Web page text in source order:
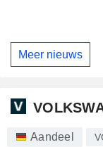
Meer nieuws
Aandeel